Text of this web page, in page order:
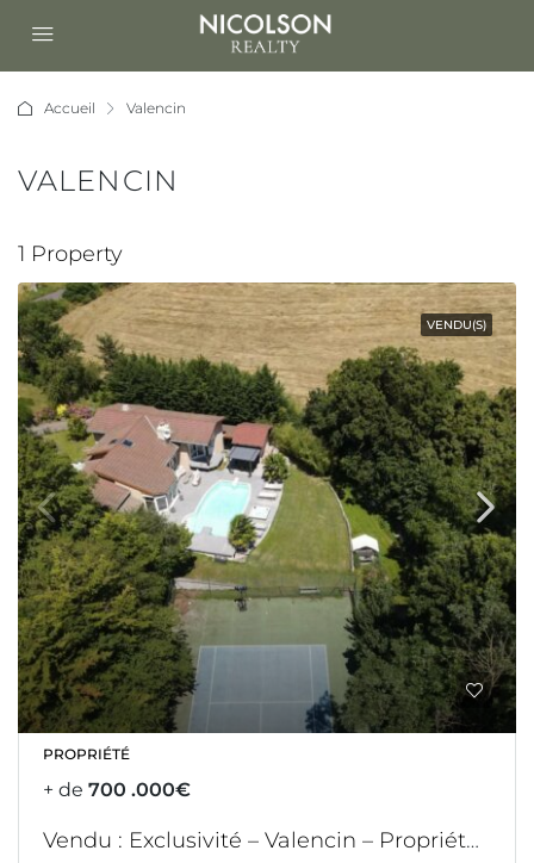
Accueil Valencin
VALENCIN
1 Property
VENDU(S)
PROPRIÉTÉ
+ de 700 .000€
Vendu : Exclusivité – Valencin – Propriété remarquable avec piscine, spa, tennis